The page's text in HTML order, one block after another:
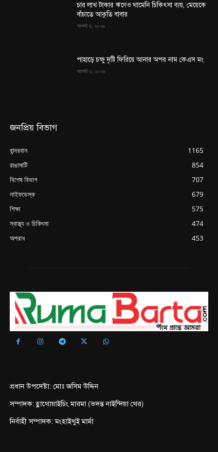
চার লাখ টাকার ঋণেও থামেনি চিকিৎসা ব্যয়, মেয়েকে
বাঁচাতে আকুতি বাবার
আগস্ট ৪, ২০২৬
পাহাড়ে চক্ষু দৃষ্টি ফিরিয়ে আনার অপর নাম কেএস মং
আগস্ট ৩, ২০২৬
জনপ্রিয় বিভাগ
বান্দরবান
1165
রাঙামাটি
854
বিশেষ বিভাগ
707
লাইফডেস্ক
679
শিক্ষা
575
স্বাস্থ্য ও চিকিৎসা
474
অপরাধ
453
প্রধান উপদেষ্টা: মোঃ জসিম উদ্দিন
সম্পাদক: হ্লাথোয়াইচিং মারমা (ভদন্ত নাইন্দিয়া থের)
নির্বাহী সম্পাদক: মংহাইথুই মার্মা